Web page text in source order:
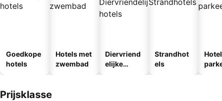
Goedkope
hotels
Hotels met
zwembad
Diervriend
elijke
Strandhot
els
Prijsklasse